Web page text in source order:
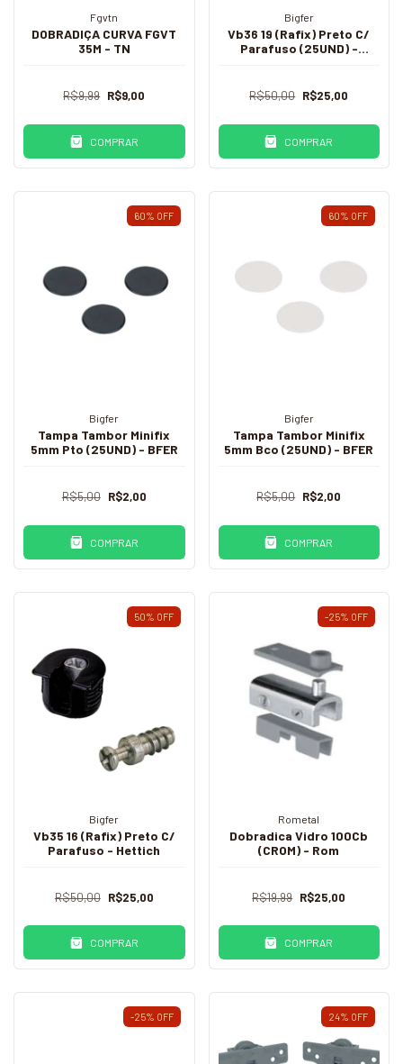
Fgvtn
DOBRADIÇA CURVA FGVT
35M - TN
R$9,99 R$9,00
COMPRAR
Bigfer
Vb36 19 (Rafix) Preto C/
Parafuso (25UND) -
R$50,00 R$25,00
COMPRAR
60% OFF
Bigfer
Tampa Tambor Minifix
5mm Pto (25UND) - BFER
R$5,00 R$2,00
COMPRAR
60% OFF
Bigfer
Tampa Tambor Minifix
5mm Bco (25UND) - BFER
R$5,00 R$2,00
COMPRAR
50% OFF
Bigfer
Vb35 16 (Rafix) Preto C/
Parafuso - Hettich
R$50,00 R$25,00
COMPRAR
-25% OFF
Rometal
Dobradica Vidro 100Cb
(CROM) - Rom
R$19,99 R$25,00
COMPRAR
-25% OFF 24% OFF